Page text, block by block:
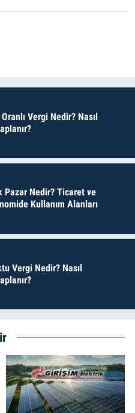
Oranlı Vergi Nedir? Nasıl
Pazar Nedir? Ticaret ve
Kullanım Alanları
Vergi Nedir? Nasıl